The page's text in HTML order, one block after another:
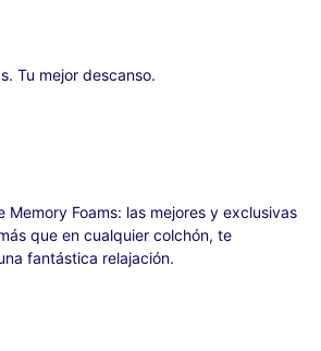
Tu mejor descanso.
Memory Foams: las mejores y exclusivas
que en cualquier colchón, te
fantástica relajación.